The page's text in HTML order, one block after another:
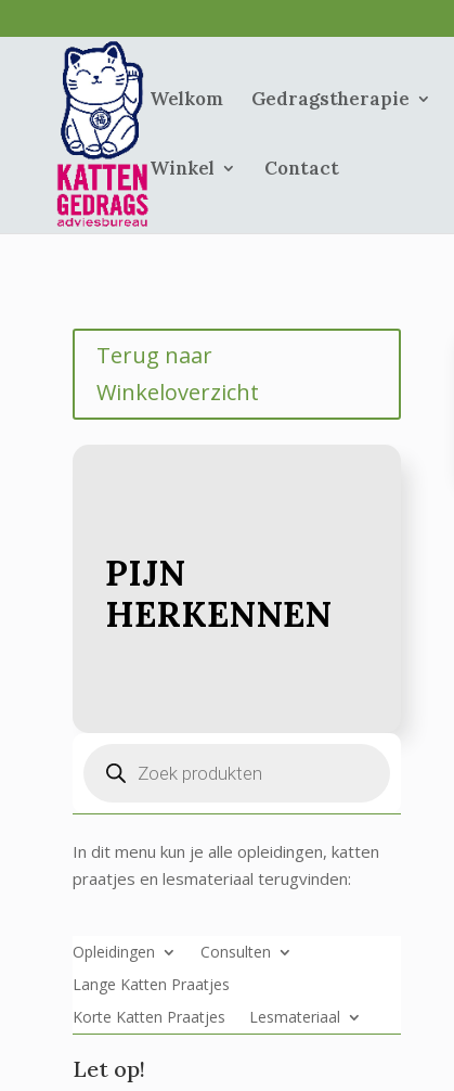
Welkom Gedragstherapie
Winkel Contact
Terug naar
Winkeloverzicht
PIJN
HERKENNEN
zoeken
In dit menu kun je alle opleidingen, katten
praatjes en lesmateriaal terugvinden:
Opleidingen
Consulten
Lange Katten Praatjes
Korte Katten Praatjes
Lesmateriaal
Let op!